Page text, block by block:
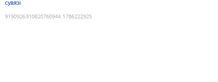
сувязі
9190926910820760944:1786222925